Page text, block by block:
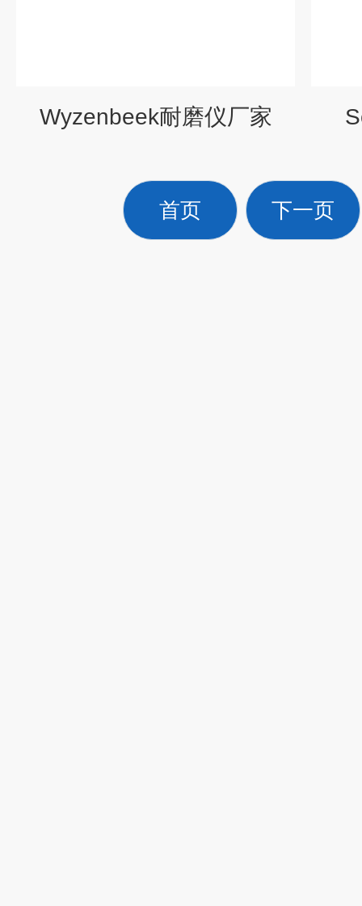
Wyzenbeek耐磨仪厂家
首页 下一页